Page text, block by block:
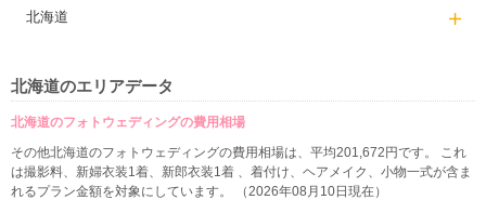
北海道
北海道のエリアデータ
北海道のフォトウェディングの費用相場
その他北海道のフォトウェディングの費用相場は、平均201,672円です。 これ
は撮影料、新婦衣装1着、新郎衣装1着 、着付け、ヘアメイク、小物一式が含ま
れるプラン金額を対象にしています。 （2026年08月10日現在）